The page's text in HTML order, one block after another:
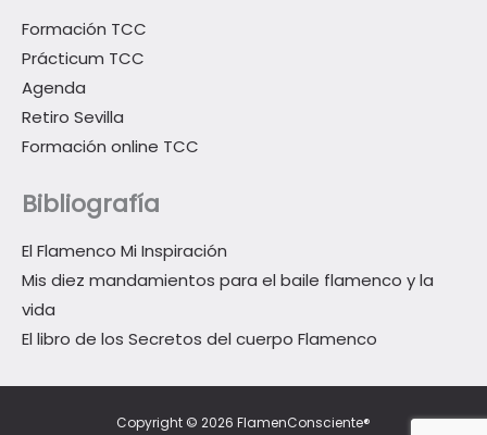
Formación TCC
Prácticum TCC
Agenda
Retiro Sevilla
Formación online TCC
Bibliografía
El Flamenco Mi Inspiración
Mis diez mandamientos para el baile flamenco y la
vida
El libro de los Secretos del cuerpo Flamenco
Copyright © 2026 FlamenConsciente®